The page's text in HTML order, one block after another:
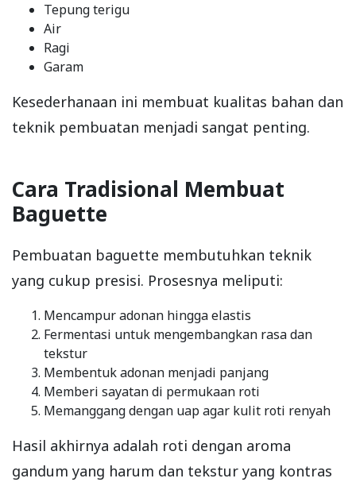
Tepung terigu
Air
Ragi
Garam
Kesederhanaan ini membuat kualitas bahan dan
teknik pembuatan menjadi sangat penting.
Cara Tradisional Membuat
Baguette
Pembuatan baguette membutuhkan teknik
yang cukup presisi. Prosesnya meliputi:
Mencampur adonan hingga elastis
Fermentasi untuk mengembangkan rasa dan
tekstur
Membentuk adonan menjadi panjang
Memberi sayatan di permukaan roti
Memanggang dengan uap agar kulit roti renyah
Hasil akhirnya adalah roti dengan aroma
gandum yang harum dan tekstur yang kontras